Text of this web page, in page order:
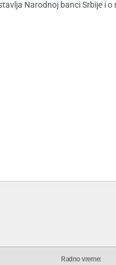
Narodnoj banci Srbije i
Radno vreme: